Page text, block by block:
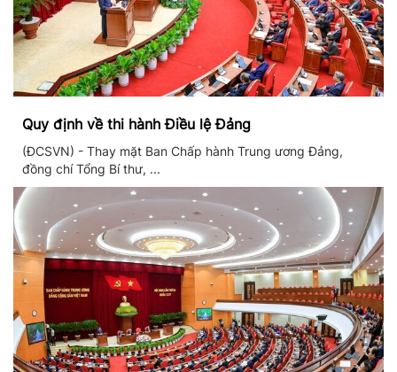
Quy định về thi hành Điều lệ Đảng
(ĐCSVN) - Thay mặt Ban Chấp hành Trung ương Đảng,
đồng chí Tổng Bí thư, ...